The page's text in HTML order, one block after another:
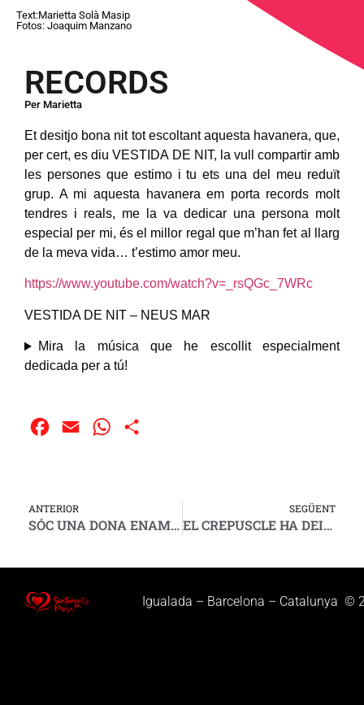
Text:Marietta Solà Masip
Fotos: Joaquim Manzano
RECORDS
Per Marietta
Et desitjo bona nit tot escoltant aquesta havanera, que,
per cert, es diu VESTIDA DE NIT, la vull compartir amb
les persones que estimo i tu ets una del meu reduït
grup. A mi aquesta havanera em porta records molt
tendres i reals, me la va dedicar una persona molt
especial per mi, és el millor regal que m’han fet al llarg
de la meva vida… t’estimo amor meu.
https://www.youtube.com/watch?v=_rsQGc_7WRc
VESTIDA DE NIT – NEUS MAR
Mira la música que he escollit especialment
dedicada per a tú!
Facebook
Email WhatsApp
ANTERIOR
SÓC UNA DONA ENAMORADA
SEGÜENT
EL CREPUSCLE HA DEIXAT PAS A LA NIT
Igualada – Barcelona – Catalunya ©